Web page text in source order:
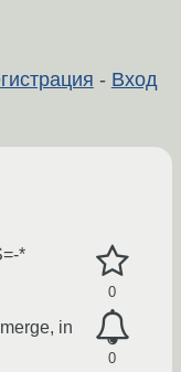
- Вход
0
0
*
in